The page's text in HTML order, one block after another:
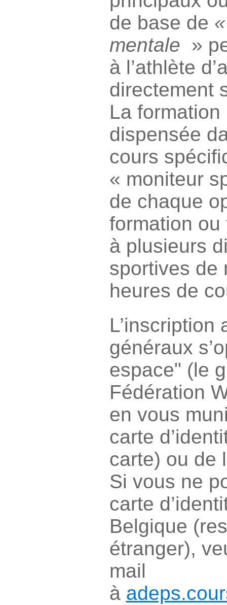
de base de
mentale »
à l’athlète
directement
La
dispensée
cours
« moniteur
de chaque
formation
à plusieurs
sportives de
heures de
L’inscription
généraux
espace" (le
Fédération
en vous
carte
carte) ou de
Si vous ne
carte
Belgique
étranger),
mail
à